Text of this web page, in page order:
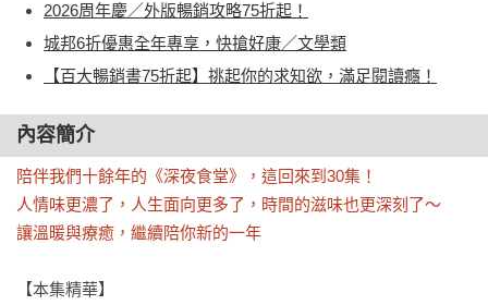
2026周年慶／外版暢銷攻略75折起！
城邦6折優惠全年專享，快搶好康／文學類
【百大暢銷書75折起】挑起你的求知欲，滿足閱讀癮！
內容簡介
陪伴我們十餘年的《深夜食堂》，這回來到30集！
人情味更濃了，人生面向更多了，時間的滋味也更深刻了～
讓溫暖與療癒，繼續陪你新的一年
【本集精華】